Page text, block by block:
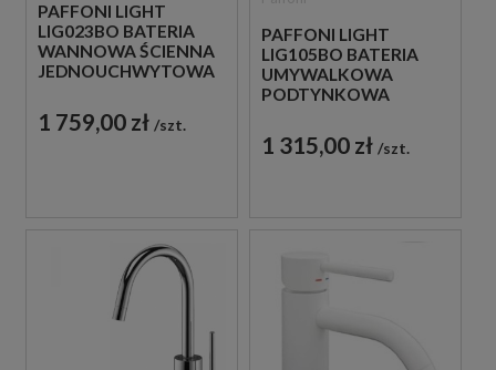
PAFFONI LIGHT
LIG023BO BATERIA
WANNOWA ŚCIENNA
JEDNOUCHWYTOWA
1 759,00 zł szt.
PAFFONI LIGHT
LIG105BO BATERIA
UMYWALKOWA
PODTYNKOWA
BIAŁA
1 315,00 zł szt.